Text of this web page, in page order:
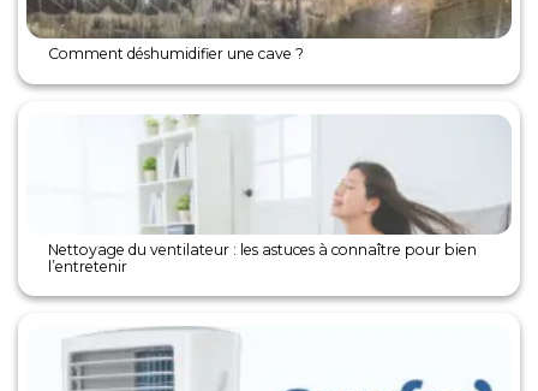
Comment déshumidifier une cave ?
Nettoyage du ventilateur : les astuces à connaître pour bien
l’entretenir